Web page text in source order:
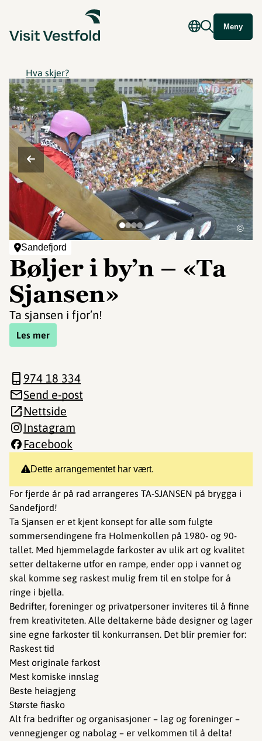
Meny
Hva skjer?
Sandefjord
Bøljer i by’n – «Ta
Sjansen»
Ta sjansen i fjor’n!
Les mer
©
Dette arrangementet har vært.
For fjerde år på rad arrangeres TA-SJANSEN på brygga i
Sandefjord!
Ta Sjansen er et kjent konsept for alle som fulgte
sommersendingene fra Holmenkollen på 1980- og 90-
tallet. Med hjemmelagde farkoster av ulik art og kvalitet
setter deltakerne utfor en rampe, ender opp i vannet og
skal komme seg raskest mulig frem til en stolpe for å
ringe i bjella.
Bedrifter, foreninger og privatpersoner inviteres til å finne
frem kreativiteten. Alle deltakerne både designer og lager
sine egne farkoster til konkurransen. Det blir premier for:
Raskest tid
Mest originale farkost
Mest komiske innslag
Beste heiagjeng
Største fiasko
Alt fra bedrifter og organisasjoner – lag og foreninger –
vennegjenger og nabolag – er velkommen til å delta!
974 18 334
Send e-post
Nettside
Instagram
Facebook